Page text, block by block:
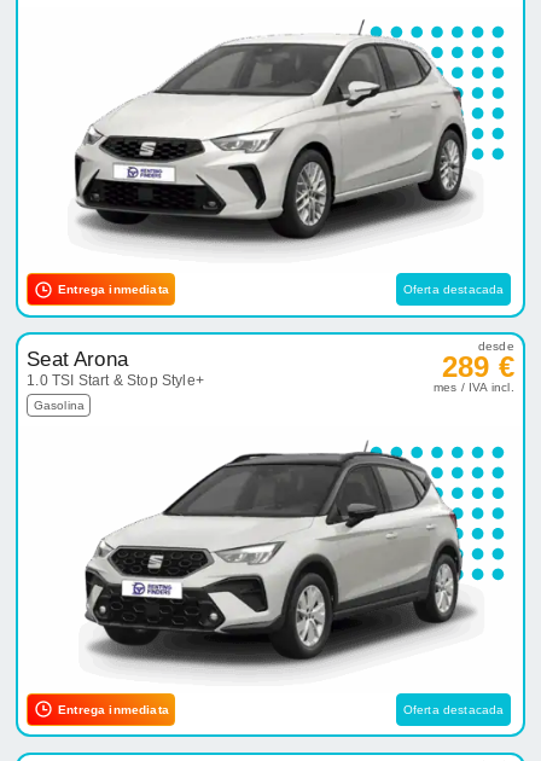
Entrega inmediata Oferta destacada
Seat Arona
1.0 TSI Start & Stop Style+
Gasolina
desde
289 €
mes / IVA incl.
Entrega inmediata Oferta destacada